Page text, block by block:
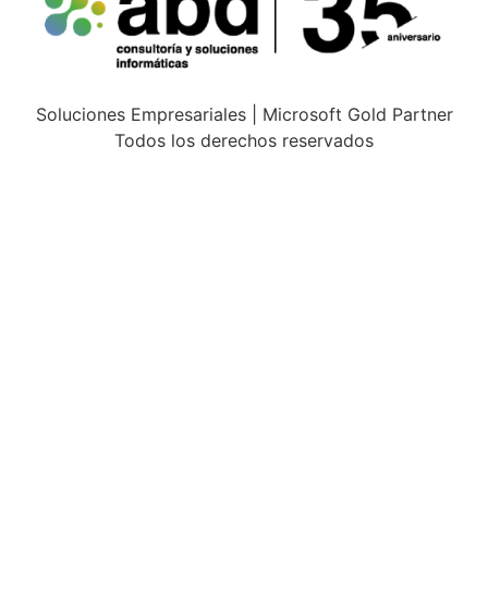
Soluciones Empresariales | Microsoft Gold Partner
Todos los derechos reservados